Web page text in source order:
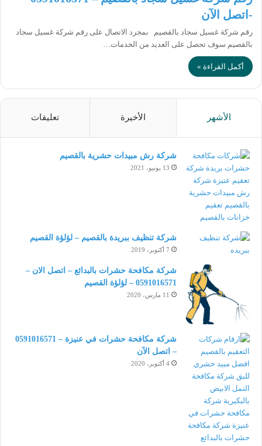
-اتصل الآن
رقم شركة غسيل سجاد بالقصيم بمجرد الاتصال على رقم شركة غسيل سجاد
بالقصيم سوف تحصل على العديد من الخدمات…
أكمل القراءة »
الأشهر الأخيرة تعليقات
شركة رش مبيدات حشرية بالقصيم
13 يونيو، 2021
شركة تنظيف ببريدة بالقصيم – لؤلؤة القصيم
7 أكتوبر، 2019
شركة مكافحة حشرات بالبدائع – اتصل الان –
0591016571 – لؤلؤة القصيم
11 مارس، 2020
شركة مكافحة حشرات في عنيزة – 0591016571
– اتصل الآن
4 أكتوبر، 2020